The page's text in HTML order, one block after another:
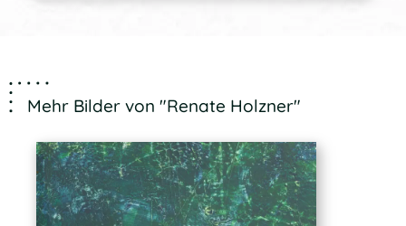
Mehr Bilder von "Renate Holzner"